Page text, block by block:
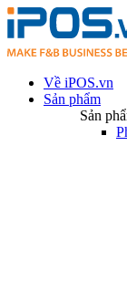
Về iPOS.vn
Sản phẩm
Sản